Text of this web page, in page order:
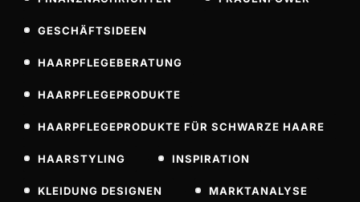
GESCHÄFTSIDEEN
HAARPFLEGEBERATUNG
HAARPFLEGEPRODUKTE
HAARPFLEGEPRODUKTE FÜR SCHWARZE HAARE
HAARSTYLING INSPIRATION
KLEIDUNG DESIGNEN MARKTANALYSE